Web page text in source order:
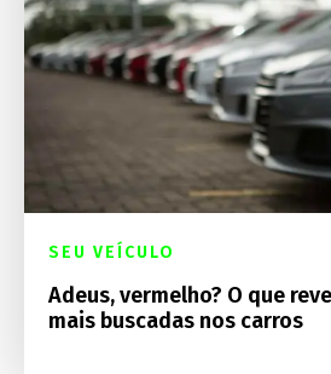
SEU VEÍCULO
Adeus, vermelho? O que
mais buscadas nos carros